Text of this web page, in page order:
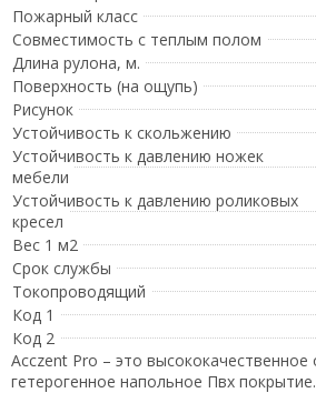
Пожарный класс
Совместимость с теплым полом
Длина рулона, м.
Поверхность (на ощупь)
Рисунок
Устойчивость к скольжению
Устойчивость к давлению ножек
мебели
Устойчивость к давлению роликовых
кресел
Вес 1 м2
Срок службы
Токопроводящий
Код 1
Код 2
Acczent Pro – это высококачественное
гетерогенное напольное Пвх